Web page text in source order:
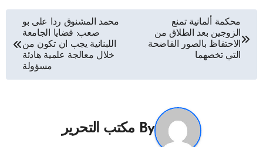
تصفّح
المقالات
محكمة ألمانية تمنع
الزوجين بعد الطلاق من
الاحتفاظ بالصور الفاضحة
التي تخصهما
محمد المشنوق ردا على بو
صعب: قضايا الجامعة
اللبنانية يجب ان تكون من
خلال معالجة علمية هادئة
مسؤولة
By مكتب التحرير